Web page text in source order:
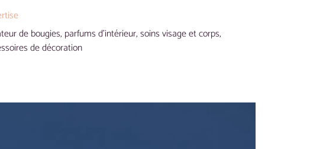
de bougies, parfums d’intérieur, soins visage et corps,
de décoration